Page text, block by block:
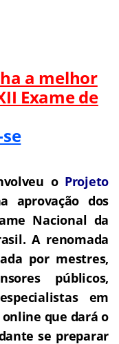
a melhor
Exame de
o Projeto
aprovação dos
Nacional da
A renomada
por mestres,
públicos,
em
que dará o
se preparar